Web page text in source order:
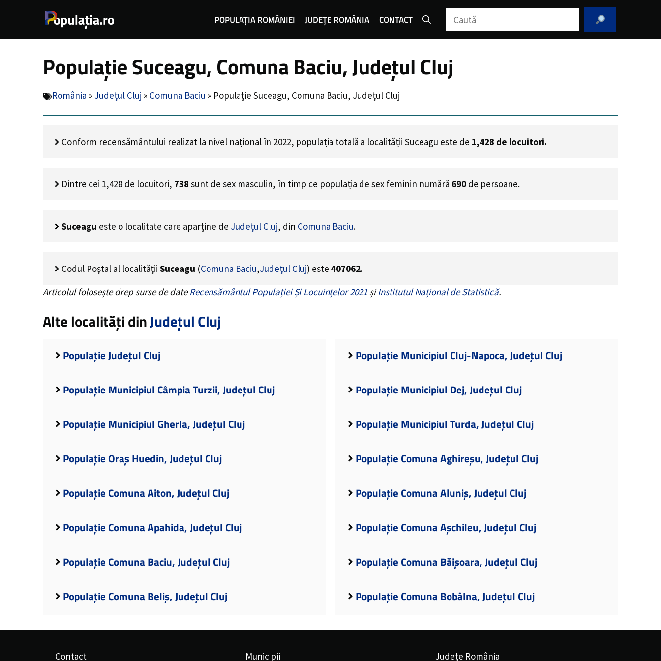
POPULAȚIA ROMÂNIEI JUDEȚE ROMÂNIA CONTACT Caută
Populație Suceagu, Comuna Baciu, Județul Cluj
România » Județul Cluj » Comuna Baciu » Populație Suceagu, Comuna Baciu, Județul Cluj
Conform recensământului realizat la nivel național în 2022, populația totală a localității Suceagu este de 1,428 de locuitori.
Dintre cei 1,428 de locuitori, 738 sunt de sex masculin, în timp ce populația de sex feminin numără 690 de persoane.
Suceagu este o localitate care aparține de Județul Cluj, din Comuna Baciu.
Codul Poștal al localității Suceagu (Comuna Baciu,Județul Cluj) este 407062.
Articolul folosește drep surse de dateRecensământul Populației Și Locuințelor 2021 șiInstitutul Național de Statistică.
Alte localități dinJudețul Cluj
Populație Județul Cluj Populație Municipiul Cluj-Napoca, Județul Cluj
Populație Municipiul Câmpia Turzii, Județul Cluj Populație Municipiul Dej, Județul Cluj
Populație Municipiul Gherla, Județul Cluj Populație Municipiul Turda, Județul Cluj
Populație Oraș Huedin, Județul Cluj Populație Comuna Aghireșu, Județul Cluj
Populație Comuna Aiton, Județul Cluj Populație Comuna Aluniș, Județul Cluj
Populație Comuna Apahida, Județul Cluj Populație Comuna Așchileu, Județul Cluj
Populație Comuna Baciu, Județul Cluj Populație Comuna Băișoara, Județul Cluj
Populație Comuna Beliș, Județul Cluj Populație Comuna Bobâlna, Județul Cluj
Contact Municipii Județe România